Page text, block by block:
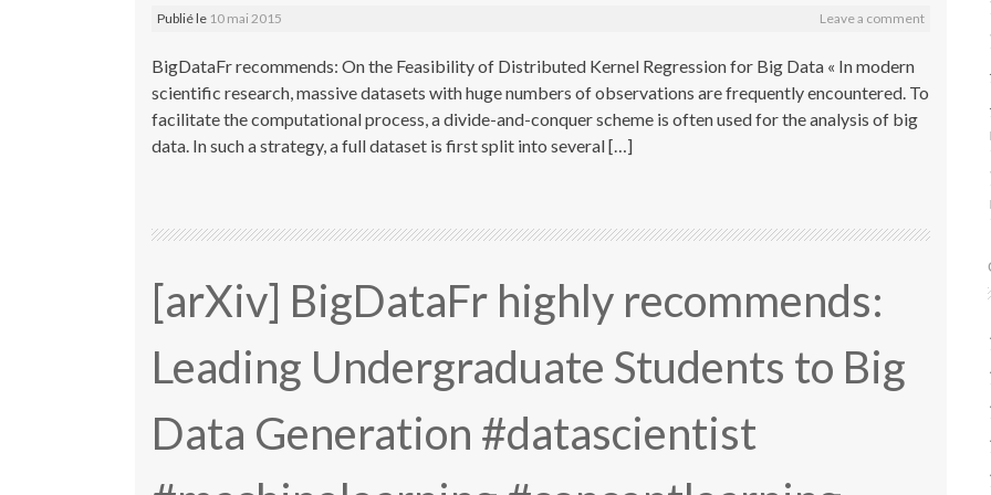
Publié le 10 mai 2015 Leave a comment
BigDataFr recommends: On the Feasibility of Distributed Kernel Regression for Big Data « In modern
scientific research, massive datasets with huge numbers of observations are frequently encountered. To
facilitate the computational process, a divide-and-conquer scheme is often used for the analysis of big
data. In such a strategy, a full dataset is first split into several […]
[arXiv] BigDataFr highly recommends:
Leading Undergraduate Students to Big
Data Generation #datascientist